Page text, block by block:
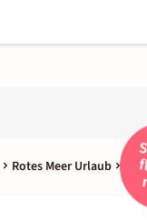
Rotes Meer Urlaub